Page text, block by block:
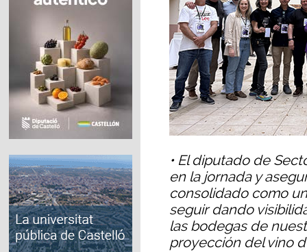
• El diputado de
en la jornada y
consolidado como
seguir dando
las bodegas de
proyección del vino